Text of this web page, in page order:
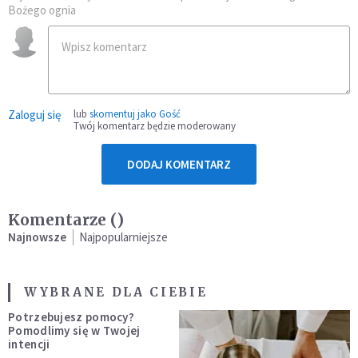
Bożego ognia
Zaloguj się lub skomentuj jako Gość
Twój komentarz będzie moderowany
DODAJ KOMENTARZ
Komentarze ()
Najnowsze Najpopularniejsze
WYBRANE DLA CIEBIE
Potrzebujesz pomocy?
Pomodlimy się w Twojej
intencji